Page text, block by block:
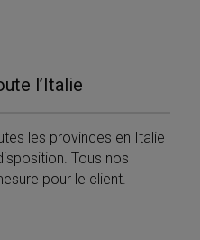
l’Italie
les provinces en Italie
Tous nos
pour le client.